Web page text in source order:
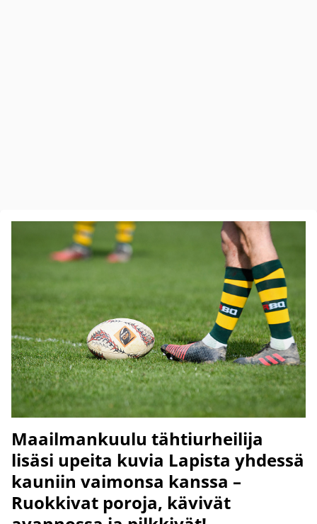
Maailmankuulu tähtiurheilija
lisäsi upeita kuvia Lapista yhdessä
kauniin vaimonsa kanssa –
Ruokkivat poroja, kävivät